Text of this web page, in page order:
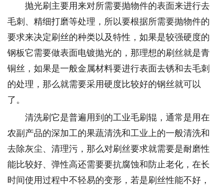
抛光刷主要用来对所需要抛物件的表面来进行去
毛刺、精细打磨等处理，所以要根据所需要抛物件的
要求来决定刷丝的种类以及特性，如果是较强硬度的
钢板它需要做表面电镀抛光的，那理想的刷丝就是青
铜丝，如果是一般金属材料要进行表面去锈和去毛刺
的处理，那么就需要采用硬度比较好的钢丝就可以
了。
清洗刷它是普遍用到的工业毛刷辊，通常是用在
农副产品的深加工的果蔬清洗和工业上的一般清洗和
去除灰尘、清理污，那么对刷丝要求就需要是耐磨性
能比较好、弹性高还需要要抗腐蚀和防止老化，在长
时间使用过程中不轻易的变形，若是刷丝性能不好，